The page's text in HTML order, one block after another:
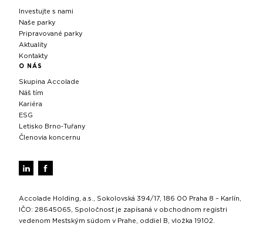
Investujte s nami
Naše parky
Pripravované parky
Aktuality
Kontakty
O NÁS
Skupina Accolade
Náš tím
Kariéra
ESG
Letisko Brno‑Tuřany
Členovia koncernu
Accolade Holding, a.s., Sokolovská 394/17, 186 00 Praha 8 – Karlín,
IČO: 28645065, Spoločnosť je zapísaná v obchodnom registri
vedenom Mestským súdom v Prahe, oddiel B, vložka 19102.